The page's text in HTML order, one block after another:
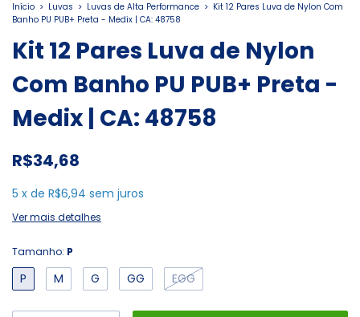
Início > Luvas > Luvas de Alta Performance > Kit 12 Pares Luva de Nylon Com
Banho PU PUB+ Preta - Medix | CA: 48758
Kit 12 Pares Luva de Nylon
Com Banho PU PUB+ Preta -
Medix | CA: 48758
R$34,68
5 x de R$6,94 sem juros
Ver mais detalhes
Tamanho: P
P M G GG EGG